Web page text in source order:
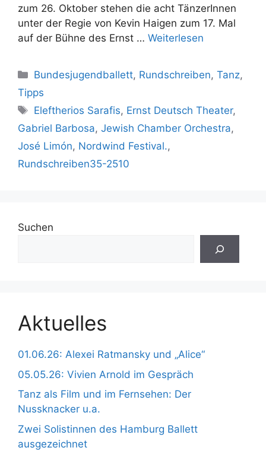
zum 26. Oktober stehen die acht TänzerInnen
unter der Regie von Kevin Haigen zum 17. Mal
auf der Bühne des Ernst … Weiterlesen
Kategorien
Bundesjugendballett, Rundschreiben,Tanz,
Tipps
Schlagwörter
Eleftherios Sarafis, Ernst Deutsch Theater,
Gabriel Barbosa, Jewish Chamber Orchestra,
José Limón, Nordwind Festival.,
Rundschreiben35-2510
Suchen
Aktuelles
01.06.26: Alexei Ratmansky und „Alice“
05.05.26: Vivien Arnold im Gespräch
Tanz als Film und im Fernsehen: Der
Nussknacker u.a.
Zwei Solistinnen des Hamburg Ballett
ausgezeichnet